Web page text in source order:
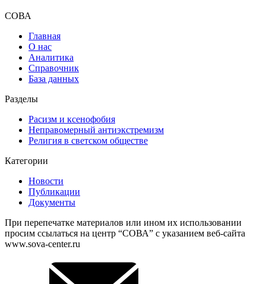
СОВА
Главная
О нас
Аналитика
Справочник
База данных
Разделы
Расизм и ксенофобия
Неправомерный антиэкстремизм
Религия в светском обществе
Категории
Новости
Публикации
Документы
При перепечатке материалов или ином их использовании
просим ссылаться на центр “СОВА” с указанием веб-сайта
www.sova-center.ru